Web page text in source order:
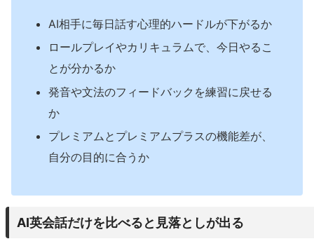
AI相手に毎日話す心理的ハードルが下がるか
ロールプレイやカリキュラムで、今日やるこ
とが分かるか
発音や文法のフィードバックを練習に戻せる
か
プレミアムとプレミアムプラスの機能差が、
自分の目的に合うか
AI英会話だけを比べると見落としが出る